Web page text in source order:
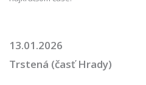
13.01.2026
Trstená (časť Hrady)